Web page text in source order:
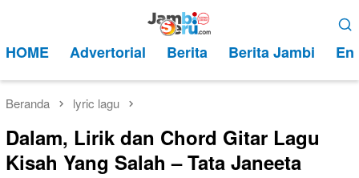
kontenMobile
HOME Advertorial Berita Berita Jambi
Beranda lyric lagu
Dalam, Lirik dan Chord Gitar Lagu
Kisah Yang Salah – Tata Janeeta